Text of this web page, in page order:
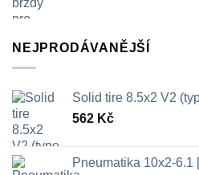
NEJPRODÁVANĚJŠÍ
Solid tire 8.5x2 V2
562 Kč
Pneumatika 10x2-6.1